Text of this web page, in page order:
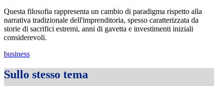
Questa filosofia rappresenta un cambio di paradigma rispetto alla
narrativa tradizionale dell'imprenditoria, spesso caratterizzata da
storie di sacrifici estremi, anni di gavetta e investimenti iniziali
considerevoli.
business
Sullo stesso tema